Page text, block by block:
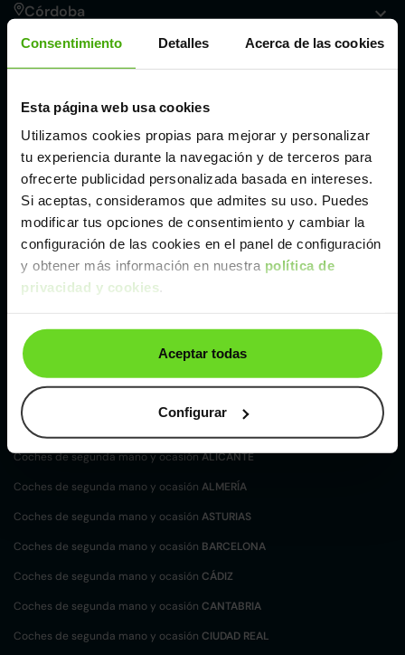
Consentimiento Detalles Acerca de las cookies
Esta página web usa cookies
Utilizamos cookies propias para mejorar y personalizar
tu experiencia durante la navegación y de terceros para
ofrecerte publicidad personalizada basada en intereses.
Si aceptas, consideramos que admites su uso. Puedes
modificar tus opciones de consentimiento y cambiar la
configuración de las cookies en el panel de configuración
y obtener más información en nuestra política de
privacidad y cookies.
Aceptar todas
Configurar
Córdoba
Madrid
Málaga
Valencia
Zaragoza
Ver Mazda CX-60 de segunda mano y ocasión
Mazda CX-60 de segunda mano y ocasión
Coches desegunda mano y ocasión por
localización
Coches de segunda mano y ocasión
Coches de segunda mano y ocasiónALICANTE
Coches de segunda mano y ocasión ALMERÍA
Coches de segunda mano y ocasión ASTURIAS
Coches de segunda mano y ocasión BARCELONA
Coches de segunda mano y ocasión CÁDIZ
Coches de segunda mano y ocasión CANTABRIA
Coches de segunda mano y ocasión CIUDAD REAL